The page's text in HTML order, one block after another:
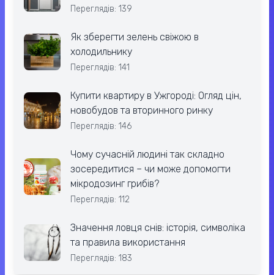
Переглядів: 139
Як зберегти зелень свіжою в
холодильнику
Переглядів: 141
Купити квартиру в Ужгороді: Огляд цін,
новобудов та вторинного ринку
Переглядів: 146
Чому сучасній людині так складно
зосередитися – чи може допомогти
мікродозинг грибів?
Переглядів: 112
Значення ловця снів: історія, символіка
та правила використання
Переглядів: 183